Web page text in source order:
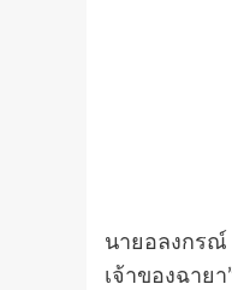
นายอลงกรณ์
เจ้าของฉายา